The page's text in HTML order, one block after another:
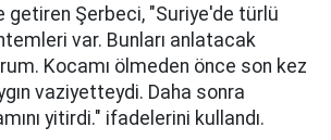
getiren Şerbeci, "Suriye'de türlü
var. Bunları anlatacak
Kocamı ölmeden önce son kez
vaziyetteydi. Daha sonra
yitirdi." ifadelerini kullandı.